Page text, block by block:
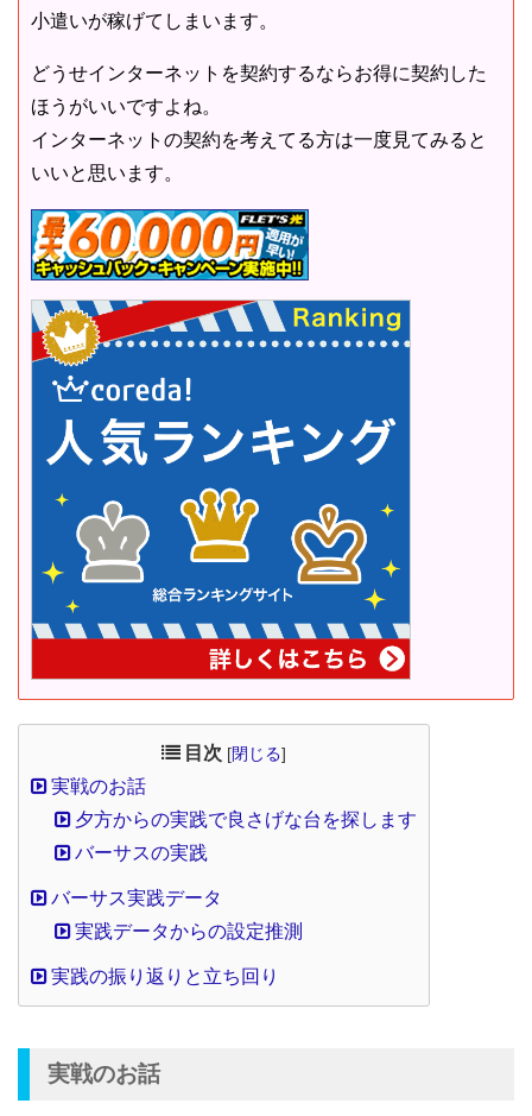
小遣いが稼げてしまいます。
どうせインターネットを契約するならお得に契約した
ほうがいいですよね。
インターネットの契約を考えてる方は一度見てみると
いいと思います。
目次 [閉じる]
実戦のお話
夕方からの実践で良さげな台を探します
バーサスの実践
バーサス実践データ
実践データからの設定推測
実践の振り返りと立ち回り
実戦のお話